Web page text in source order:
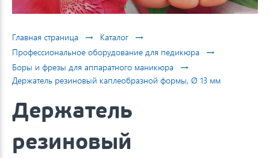
Главная страница → Каталог →
Профессиональное оборудование для педикюра →
Боры и фрезы для аппаратного маникюра →
Держатель резиновый каплеобразной формы, Ø 13 мм
Держатель
резиновый